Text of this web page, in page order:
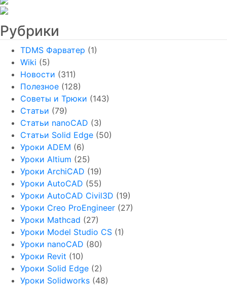
Рубрики
TDMS Фарватер (1)
Wiki (5)
Новости (311)
Полезное (128)
Советы и Трюки (143)
Статьи (79)
Статьи nanoCAD (3)
Статьи Solid Edge (50)
Уроки ADEM (6)
Уроки Altium (25)
Уроки ArchiCAD (19)
Уроки AutoCAD (55)
Уроки AutoCAD Civil3D (19)
Уроки Creo ProEngineer (27)
Уроки Mathcad (27)
Уроки Model Studio CS (1)
Уроки nanoCAD (80)
Уроки Revit (10)
Уроки Solid Edge (2)
Уроки Solidworks (48)